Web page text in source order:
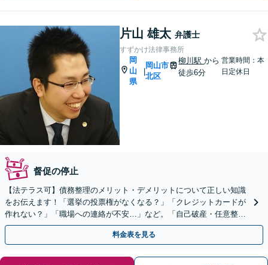
片山 雄太 弁護士
すずかけ法律事務所
岡
山
県
|
岡山市
北区
柳川駅から
徒歩6分
営業時間：本
日定休日
督促の停止
【法テラス可】債務整理のメリット・デメリットについて正しい知識
をお伝えます！「選挙の投票権がなくなる？」「クレジットカードが
作れない？」「職場への連絡が不安…」など。「自己破産・任意整
理・個人再生」あなたに合った方法をご提案【初回相談無料】
料金表を見る